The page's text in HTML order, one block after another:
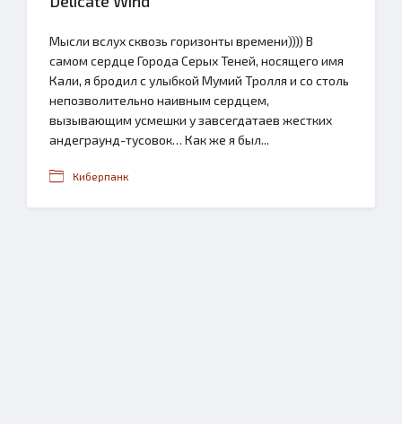
Мысли вслух сквозь горизонты времени)))) В
самом сердце Города Серых Теней, носящего имя
Кали, я бродил с улыбкой Мумий Тролля и со столь
непозволительно наивным сердцем,
вызывающим усмешки у завсегдатаев жестких
андеграунд-тусовок… Как же я был...
Киберпанк